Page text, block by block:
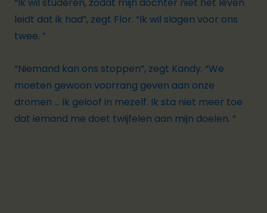
leidt dat ik had”, zegt Flor. “Ik wil slagen voor ons
twee. ”
“Niemand kan ons stoppen”, zegt Kandy. “We
moeten gewoon voorrang geven aan onze
dromen ... Ik geloof in mezelf. Ik sta niet meer toe
dat iemand me doet twijfelen aan mijn doelen. ”